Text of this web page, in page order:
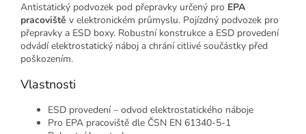
Antistatický podvozek pod přepravky určený pro EPA
pracoviště v elektronickém průmyslu. Pojízdný podvozek pro
přepravky a ESD boxy. Robustní konstrukce a ESD provedení
odvádí elektrostatický náboj a chrání citlivé součástky před
poškozením.
Vlastnosti
ESD provedení – odvod elektrostatického náboje
Pro EPA pracoviště dle ČSN EN 61340-5-1